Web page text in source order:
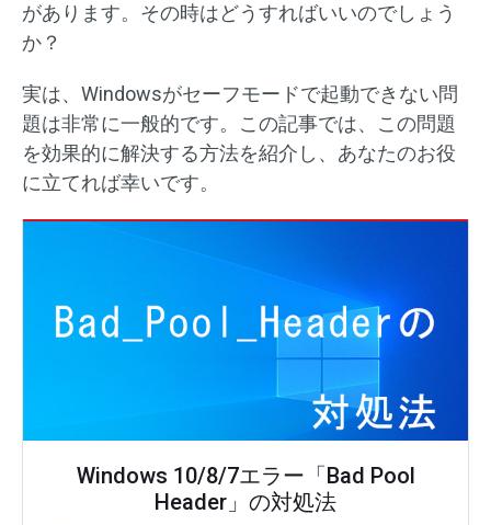
があります。その時はどうすればいいのでしょう
か？
実は、Windowsがセーフモードで起動できない問
題は非常に一般的です。この記事では、この問題
を効果的に解決する方法を紹介し、あなたのお役
に立てれば幸いです。
Windows 10/8/7エラー「Bad Pool
Header」の対処法